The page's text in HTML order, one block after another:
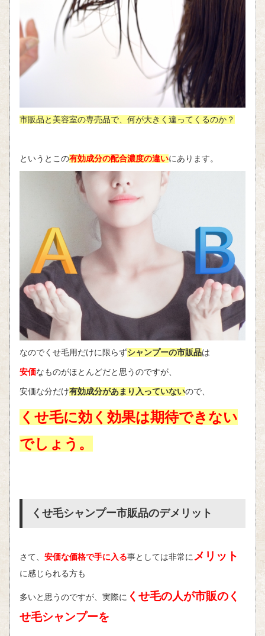
市販品と美容室の専売品で、何が大きく違ってくるのか？
というとこの有効成分の配合濃度の違いにあります。
なのでくせ毛用だけに限らずシャンプーの市販品は
安価なものがほとんどだと思うのですが、
安価な分だけ有効成分があまり入っていないので、
くせ毛に効く効果は期待できない
でしょう。
くせ毛シャンプー市販品のデメリット
さて、 安価な価格で手に入る事としては非常に メリット
に感じられる方も
多いと思うのですが、実際に くせ毛の人が市販のく
せ毛シャンプーを